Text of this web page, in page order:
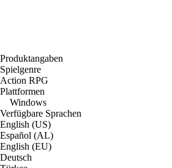
Produktangaben
Spielgenre
Action RPG
Plattformen
Windows
Verfügbare Sprachen
English (US)
Español (AL)
English (EU)
Deutsch